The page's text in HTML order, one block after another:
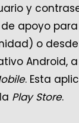
y
apoyo
o
Android,
. Esta
Play Store.